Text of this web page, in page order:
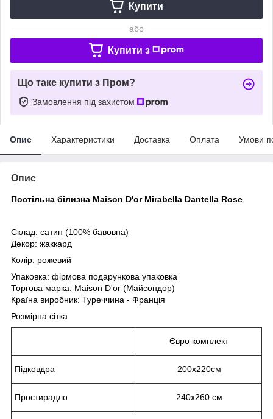
Купити
або
Купити з
Що таке купити з Пром?
Замовлення під захистом
Опис Характеристики Доставка Оплата Умови
Опис
Постільна білизна Maison D'or Mirabella Dantella Rose
Склад: сатин (100% бавовна)
Декор: жаккард
Колір: рожевий
Упаковка: фірмова подарункова упаковка
Торгова марка: Maison D'or (Майсондор)
Країна виробник: Туреччина - Франція
Розмірна сітка
Євро комплект
Підковдра 200x220см
Простирадло 240х260 см